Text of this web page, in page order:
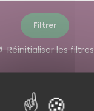
Filtrer
Réinitialiser les filtres